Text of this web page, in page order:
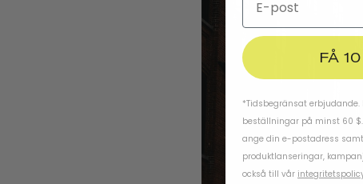
FÅ
*Tidsbegränsat
beställningar på minst 60
ange din e-postadress
produktlanseringar,
också till vår